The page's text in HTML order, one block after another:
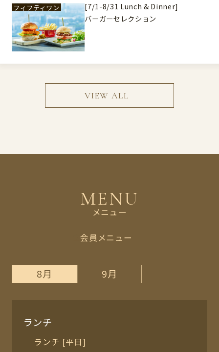
フィフティワン
[7/1-8/31 Lunch & Dinner]
バーガーセレクション
VIEW ALL
MENU
メニュー
会員メニュー
8月
ランチ
ランチ [平日]
9月